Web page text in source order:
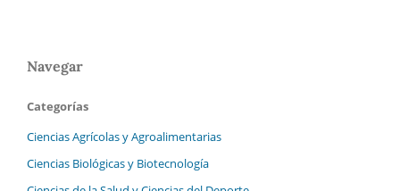
Navegar
Categorías
Ciencias Agrícolas y Agroalimentarias
Ciencias Biológicas y Biotecnología